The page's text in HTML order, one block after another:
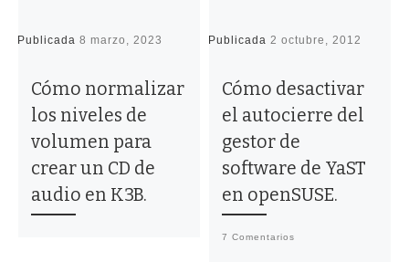
Publicada8 marzo, 2023
Cómo normalizar
los niveles de
volumen para
crear un CD de
audio en K3B.
Publicada2 octubre, 2012
Cómo desactivar
el autocierre del
gestor de
software de YaST
en openSUSE.
7 Comentarios